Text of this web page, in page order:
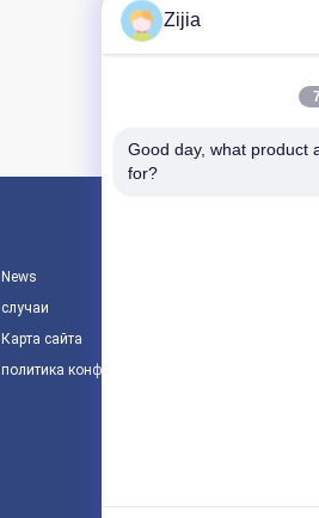
News
случаи
Карта сайта
политика конфиденциальности
Zijia
Good day, what product
for?